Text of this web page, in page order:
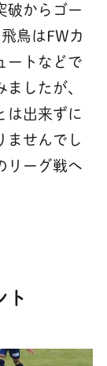
破からゴー
鳥はFWカ
ートなどで
したが、
は出来ずに
ませんでし
リーグ戦へ
ト